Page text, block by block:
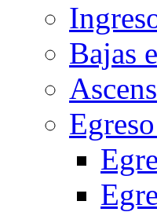
Bajas